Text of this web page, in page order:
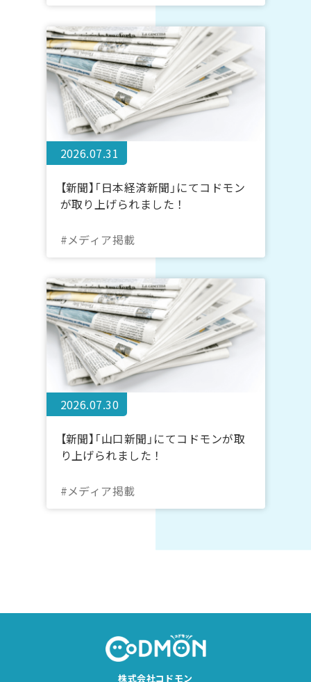
2026.07.31
【新聞】「日本経済新聞」にてコドモン
が取り上げられました！
#メディア掲載
2026.07.30
【新聞】「山口新聞」にてコドモンが取
り上げられました！
#メディア掲載
株式会社コドモン